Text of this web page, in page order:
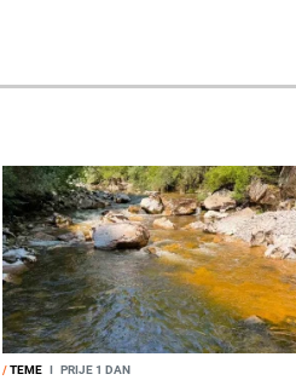
/TEME I PRIJE 1 DAN